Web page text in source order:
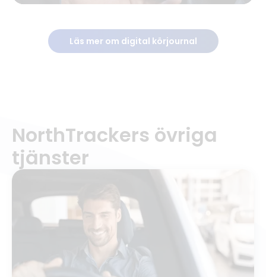
Läs mer om digital körjournal
NorthTrackers övriga
tjänster